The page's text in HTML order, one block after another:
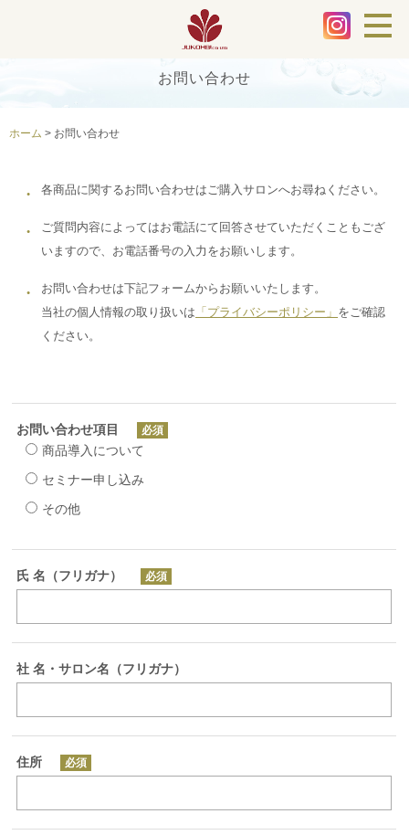
お問い合わせ
ホーム > お問い合わせ
各商品に関するお問い合わせはご購入サロンへお尋ねください。
ご質問内容によってはお電話にて回答させていただくこともござ
いますので、お電話番号の入力をお願いします。
お問い合わせは下記フォームからお願いいたします。
当社の個人情報の取り扱いは 「プライバシーポリシー」 をご確認
ください。
お問い合わせ項目 必須
商品導入について
セミナー申し込み
その他
氏 名（フリガナ） 必須
社 名・サロン名（フリガナ）
住所 必須